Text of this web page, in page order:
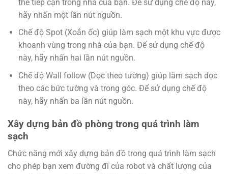
thể tiếp cận trong nhà của bạn. Để sử dụng chế độ này,
hãy nhấn một lần nút nguồn.
Chế độ Spot (Xoắn ốc) giúp làm sạch một khu vực được
khoanh vùng trong nhà của bạn. Để sử dụng chế độ
này, hãy nhấn hai lần nút nguồn.
Chế độ Wall follow (Dọc theo tường) giúp làm sạch dọc
theo các bức tường và trong góc. Để sử dụng chế độ
này, hãy nhấn ba lần nút nguồn.
Xây dựng bản đồ phòng trong quá trình làm
sạch
Chức năng mới xây dựng bản đồ trong quá trình làm sạch
cho phép bạn xem đường đi của robot và chất lượng của